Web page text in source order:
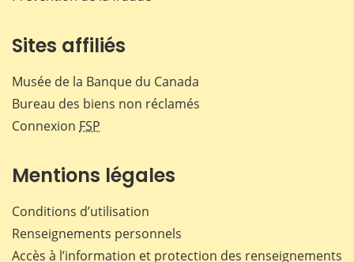
Sites affiliés
Musée de la Banque du Canada
Bureau des biens non réclamés
Connexion FSP
Mentions légales
Conditions d’utilisation
Renseignements personnels
Accès à l’information et protection des renseignements